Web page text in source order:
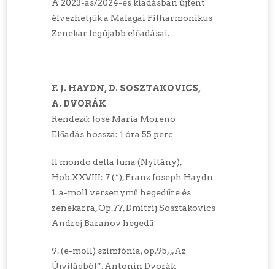
A 2023-as/2024-es kiadásban újfent
élvezhetjük a Malagai Filharmonikus
Zenekar legújabb előadásai.
F. J. HAYDN, D. SOSZTAKOVICS,
A. DVORÁK
Rendező: José María Moreno
Előadás hossza: 1 óra 55 perc
Il mondo della luna (Nyitány),
Hob.XXVIII: 7 (*), Franz Joseph Haydn
1. a-moll versenymű hegedűre és
zenekarra, Op.77, Dmitrij Sosztakovics
Andrej Baranov hegedű
9. (e-moll) szimfónia, op.95, „Az
Újvilágból”, Antonín Dvorák